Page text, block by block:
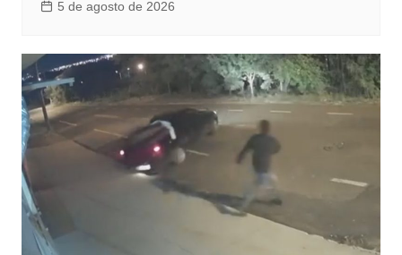
5 de agosto de 2026